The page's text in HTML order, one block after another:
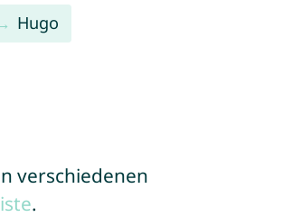
Hugo
verschiedenen
.